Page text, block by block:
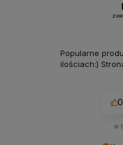
Popularne
ilościach:)
0
w